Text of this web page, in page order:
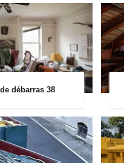
débarras 38